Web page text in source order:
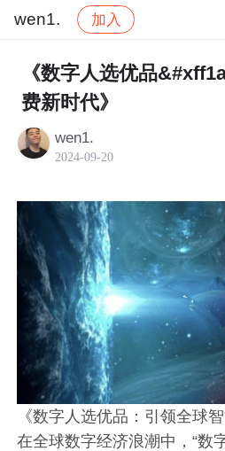
wen1. 加入
社区 wen1. 交流讨论
《数字人选优品
费新时代》
wen1.
2024-09-20
《数字人选优品：引领全球
在全球数字经济浪潮中，“数